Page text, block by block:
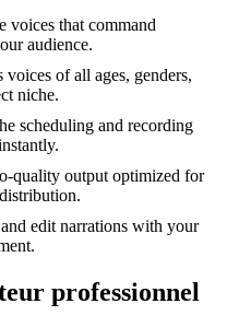
voices that command
audience.
of all ages, genders,
niche.
scheduling and recording
quality output optimized for
edit narrations with your
professionnel